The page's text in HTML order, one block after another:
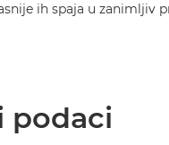
ih spaja u zanimljiv
podaci